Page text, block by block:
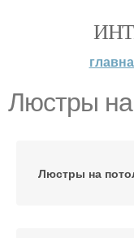
Люстры
Люстры на